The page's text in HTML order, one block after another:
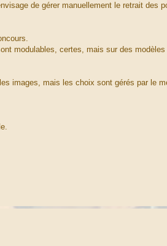
de gérer manuellement le retrait des
modulables, certes, mais sur des modèles
images, mais les choix sont gérés par le